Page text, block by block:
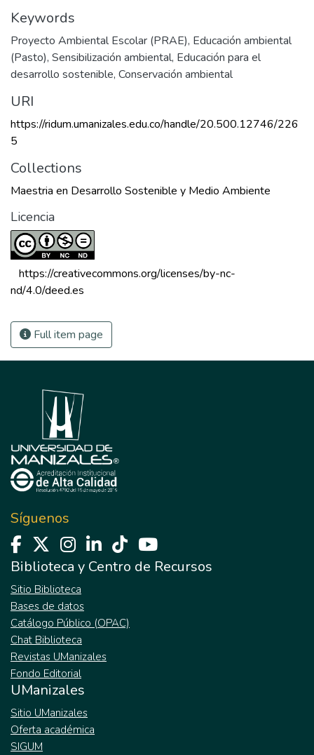
Keywords
Proyecto Ambiental Escolar (PRAE), Educación ambiental
(Pasto), Sensibilización ambiental, Educación para el
desarrollo sostenible, Conservación ambiental
URI
https://ridum.umanizales.edu.co/handle/20.500.12746/226
5
Collections
Maestria en Desarrollo Sostenible y Medio Ambiente
Licencia
https://creativecommons.org/licenses/by-nc-
nd/4.0/deed.es
Full item page
Síguenos
Biblioteca y Centro de Recursos
Sitio Biblioteca
Bases de datos
Catálogo Público (OPAC)
Chat Biblioteca
Revistas UManizales
Fondo Editorial
UManizales
Sitio UManizales
Oferta académica
SIGUM